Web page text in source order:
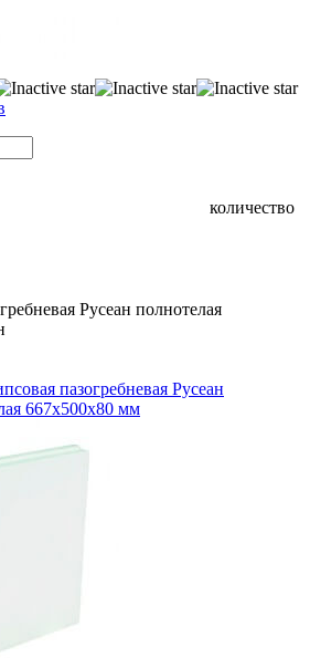
количество
пазогребневая Русеан
667х500х80 мм